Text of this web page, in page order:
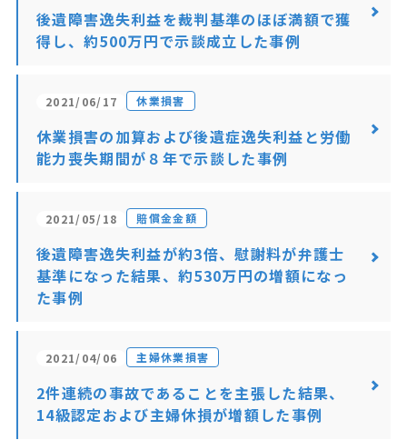
後遺障害逸失利益を裁判基準のほぼ満額で獲
得し、約500万円で示談成立した事例
2021/06/17 休業損害
休業損害の加算および後遺症逸失利益と労働
能力喪失期間が８年で示談した事例
2021/05/18 賠償金金額
後遺障害逸失利益が約3倍、慰謝料が弁護士
基準になった結果、約530万円の増額になっ
た事例
2021/04/06 主婦休業損害
2件連続の事故であることを主張した結果、
14級認定および主婦休損が増額した事例